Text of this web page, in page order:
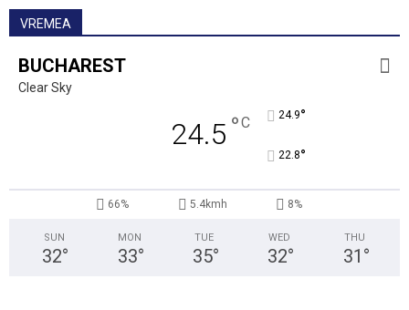
VREMEA
BUCHAREST
Clear Sky
24.5 °C 24.9°
22.8°
66% 5.4kmh 8%
SUN
32°
MON
33°
TUE
35°
WED
32°
THU
31 °